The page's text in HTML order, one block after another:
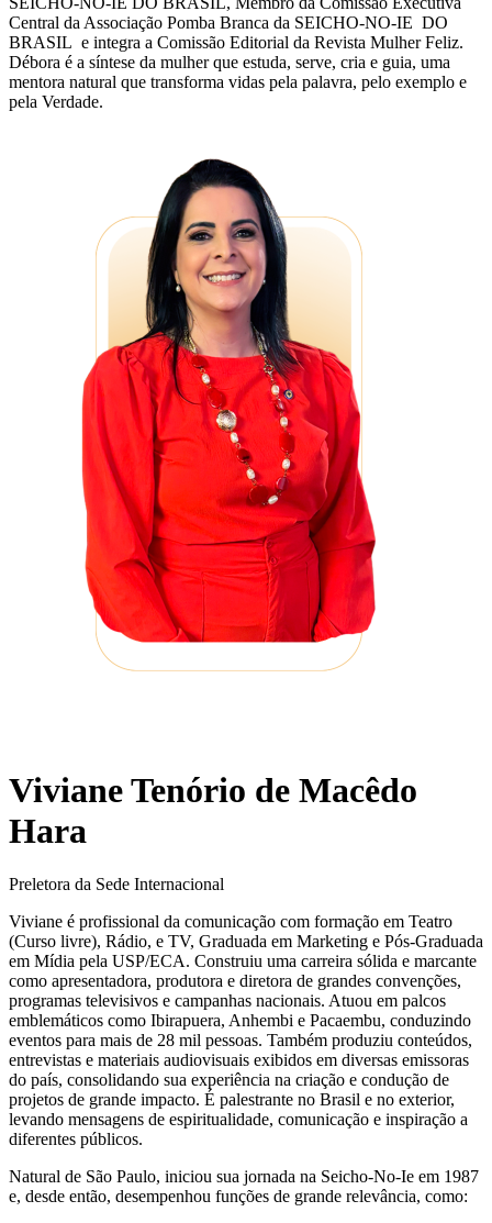
Central da Associação Pomba Branca da SEICHO-NO-IE DO
BRASIL e integra a Comissão Editorial da Revista Mulher Feliz.
Débora é a síntese da mulher que estuda, serve, cria e guia, uma
mentora natural que transforma vidas pela palavra, pelo exemplo e
pela Verdade.
Viviane Tenório de Macêdo
Hara
Preletora da Sede Internacional
Viviane é profissional da comunicação com formação em Teatro
(Curso livre), Rádio, e TV, Graduada em Marketing e Pós-Graduada
em Mídia pela USP/ECA. Construiu uma carreira sólida e marcante
como apresentadora, produtora e diretora de grandes convenções,
programas televisivos e campanhas nacionais. Atuou em palcos
emblemáticos como Ibirapuera, Anhembi e Pacaembu, conduzindo
eventos para mais de 28 mil pessoas. Também produziu conteúdos,
entrevistas e materiais audiovisuais exibidos em diversas emissoras
do país, consolidando sua experiência na criação e condução de
projetos de grande impacto. É palestrante no Brasil e no exterior,
levando mensagens de espiritualidade, comunicação e inspiração a
diferentes públicos.
Natural de São Paulo, iniciou sua jornada na Seicho-No-Ie em 1987
e, desde então, desempenhou funções de grande relevância, como: